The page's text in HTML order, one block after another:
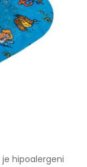
je hipoalergeni